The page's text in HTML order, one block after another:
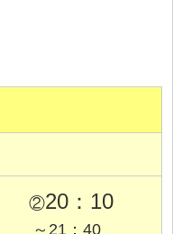
②20：10
～21：40